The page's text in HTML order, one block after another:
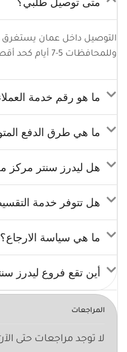
وللمحافظات 5-7 أيام كحد أقصى.
ما هو رقم خدمة
ما هي طرق الدفع
هل ليدرز سنتر مركز
هل تتوفر خدمة
ما هي سياسة الارجاع؟
أين تقع فروع ليدرز
المراجعات
لا توجد مراجعات حتى